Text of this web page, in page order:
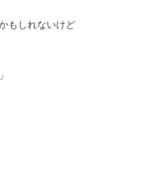
もしれないけど